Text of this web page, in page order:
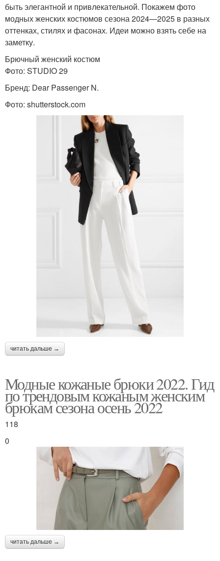
быть элегантной и привлекательной. Покажем фото
модных женских костюмов сезона 2024—2025 в разных
оттенках, стилях и фасонах. Идеи можно взять себе на
заметку.
Брючный женский костюм
Фото: STUDIO 29
Бренд: Dear Passenger N.
Фото: shutterstock.com
читать дальше →
Модные кожаные брюки 2022. Гид
по трендовым кожаным женским
брюкам сезона осень 2022
118
0
читать дальше →